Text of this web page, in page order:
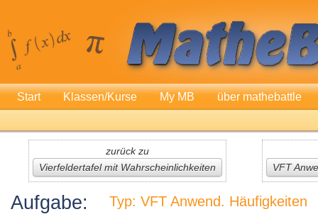
Start Klassen/Kurse My MB über mathebattle
zurück zu
Vierfeldertafel mit Wahrscheinlichkeiten
VFT
Aufgabe: Typ: VFT Anwend. Häufigkeiten